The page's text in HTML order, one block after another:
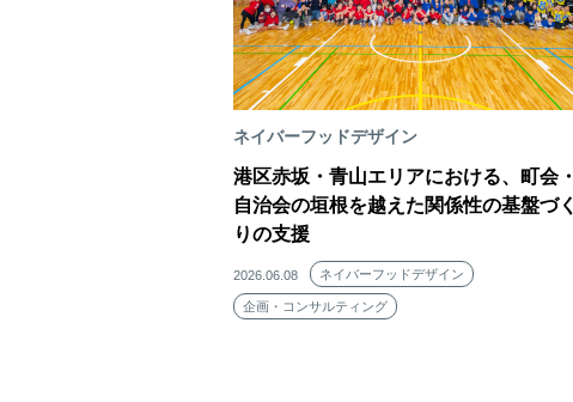
ネイバーフッドデザイン
港区赤坂・青山エリアにおける、町会・
自治会の垣根を越えた関係性の基盤づく
りの支援
2026.06.08 ネイバーフッドデザイン
企画・コンサルティング